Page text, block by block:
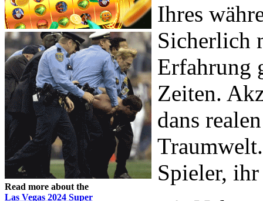
Read more about the
Las Vegas 2024 Super
Ihres
Sicherlich
Erfahrung
Zeiten.
dans
Spieler,